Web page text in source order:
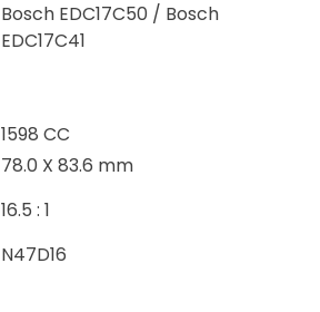
Bosch EDC17C50 / Bosch
EDC17C41
1598 CC
78.0 X 83.6 mm
16.5 : 1
N47D16